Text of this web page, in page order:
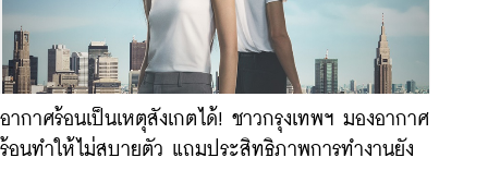
อากาศร้อนเป็นเหตุสังเกตได้! ชาวกรุงเทพฯ มองอากาศ
ร้อนทำให้ไม่สบายตัว แถมประสิทธิภาพการทำงานยัง